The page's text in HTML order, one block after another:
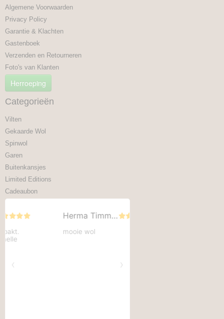
Algemene Voorwaarden
Privacy Policy
Garantie & Klachten
Gastenboek
Verzenden en Retourneren
Foto's van Klanten
Herroeping
Categorieën
Vilten
Gekaarde Wol
Spinwol
Garen
Buitenkansjes
Limited Editions
Cadeaubon